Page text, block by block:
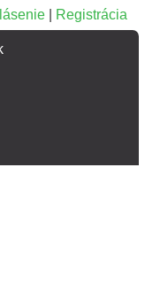
Registrácia